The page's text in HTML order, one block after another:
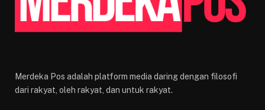
Merdeka Pos adalah platform media daring dengan filosofi
dari rakyat, oleh rakyat, dan untuk rakyat.